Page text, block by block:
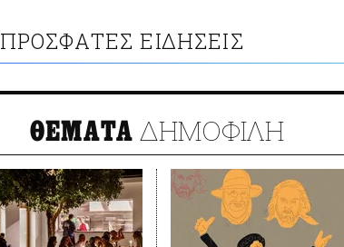
ΠΡΟΣΦΑΤΕΣ ΕΙΔΗΣΕΙΣ
ΘΕΜΑΤΑ ΔΗΜΟΦΙΛΗ